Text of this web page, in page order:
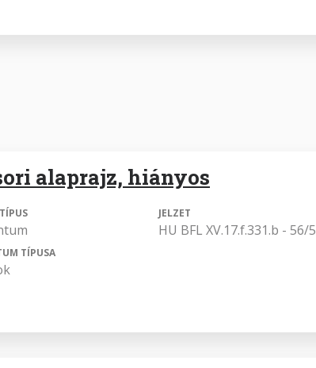
alaprajz, hiányos
JELZET
HU BFL XV.17.f.331.b - 56/5
TÍPUSA